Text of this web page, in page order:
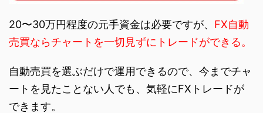
20〜30万円程度の元手資金は必要ですが、 FX自動
売買ならチャートを一切見ずにトレードができる。
自動売買を選ぶだけで運用できるので、今までチャ
ートを見たことない人でも、気軽にFXトレードが
できます。